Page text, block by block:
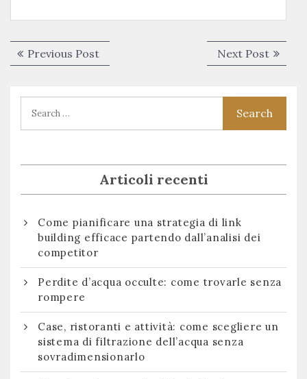
Navigazione
articoli
Previous PostPrevious
post:
Next PostNext
post:
Articoli recenti
Come pianificare una strategia di link
building efficace partendo dall’analisi dei
competitor
Perdite d’acqua occulte: come trovarle senza
rompere
Case, ristoranti e attività: come scegliere un
sistema di filtrazione dell’acqua senza
sovradimensionarlo